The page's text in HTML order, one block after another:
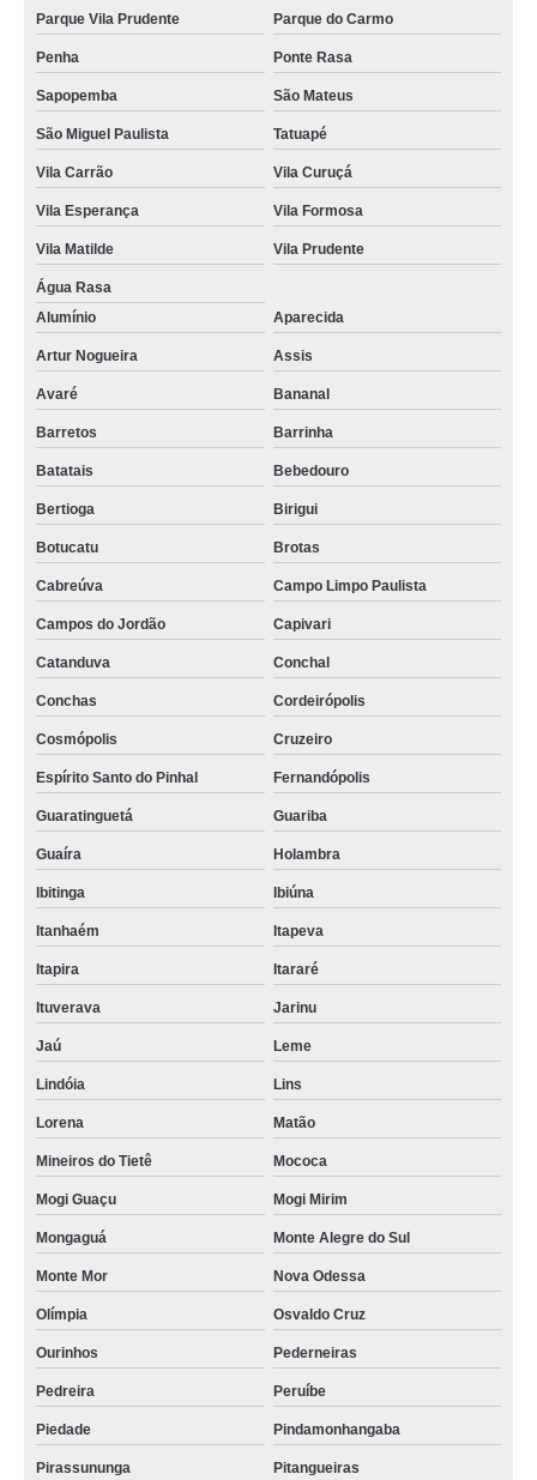
Parque Vila Prudente Parque do Carmo
Penha Ponte Rasa
Sapopemba São Mateus
São Miguel Paulista Tatuapé
Vila Carrão Vila Curuçá
Vila Esperança Vila Formosa
Vila Matilde Vila Prudente
Água Rasa
Alumínio
Aparecida
Artur Nogueira Assis
Avaré Bananal
Barretos Barrinha
Batatais Bebedouro
Bertioga Birigui
Botucatu Brotas
Cabreúva Campo Limpo Paulista
Campos do Jordão Capivari
Catanduva Conchal
Conchas Cordeirópolis
Cosmópolis Cruzeiro
Espírito Santo do Pinhal Fernandópolis
Guaratinguetá Guariba
Guaíra Holambra
Ibitinga Ibiúna
Itanhaém Itapeva
Itapira Itararé
Ituverava Jarinu
Jaú Leme
Lindóia Lins
Lorena Matão
Mineiros do Tietê Mococa
Mogi Guaçu Mogi Mirim
Mongaguá Monte Alegre do Sul
Monte Mor Nova Odessa
Olímpia Osvaldo Cruz
Ourinhos Pederneiras
Pedreira Peruíbe
Piedade Pindamonhangaba
Pirassununga Pitangueiras